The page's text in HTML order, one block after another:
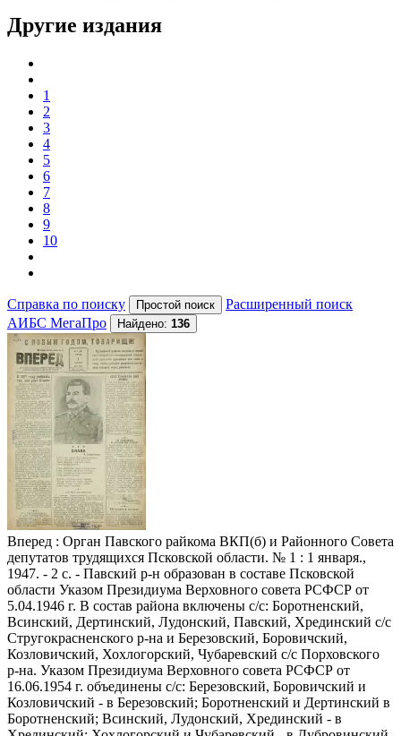
Другие издания
1
2
3
4
5
6
7
8
9
10
Справка по поиску
Расширенный поиск
АИБС МегаПро
Найдено: 136
Вперед : Орган Павского райкома ВКП(б) и Районного Совета
депутатов трудящихся Псковской области. № 1 : 1 января.,
1947. - 2 с. - Павский р-н образован в составе Псковской
области Указом Президиума Верховного совета РСФСР от
5.04.1946 г. В состав района включены с/с: Боротненский,
Всинский, Дертинский, Лудонский, Павский, Хрединский с/с
Стругокрасненского р-на и Березовский, Боровичский,
Козловичский, Хохлогорский, Чубаревский с/с Порховского
р-на. Указом Президиума Верховного совета РСФСР от
16.06.1954 г. объединены с/с: Березовский, Боровичский и
Козловичский - в Березовский; Боротненский и Дертинский в
Боротненский; Всинский, Лудонский, Хрединский - в